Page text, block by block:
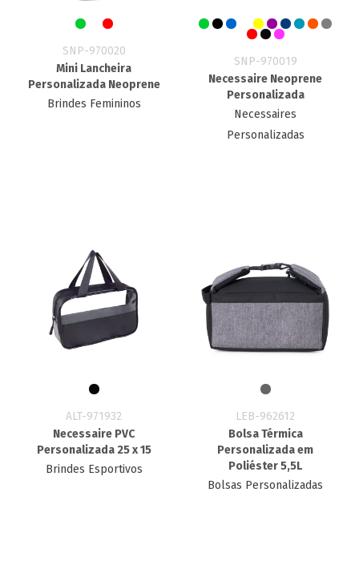
SNP-970020
Mini Lancheira
Personalizada Neoprene
Brindes Femininos
SNP-970019
Necessaire Neoprene
Personalizada
Necessaires
Personalizadas
ALT-971932
Necessaire PVC
Personalizada 25 x 15
Brindes Esportivos
LEB-962612
Bolsa Térmica
Personalizada em
Poliéster 5,5L
Bolsas Personalizadas